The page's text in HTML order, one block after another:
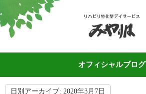
オフィシャルブログ
日別アーカイブ: 2020年3月7日